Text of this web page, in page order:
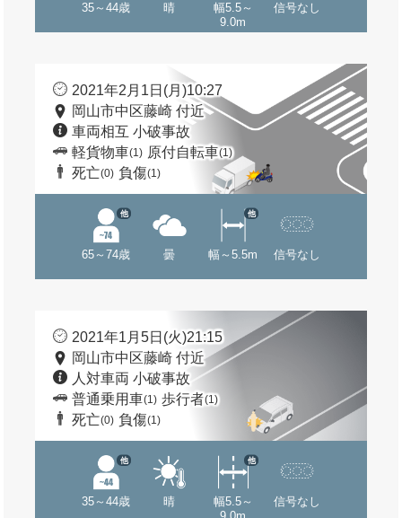
35～44歳 晴
幅5.5～
9.0m
信号なし
2021年2月1日(月)10:27
岡山市中区藤崎 付近
車両相互 小破事故
軽貨物車(1) 原付自転車(1)
死亡(0) 負傷(1)
65～74歳
他
曇 幅～5.5m
他
信号なし
2021年1月5日(火)21:15
岡山市中区藤崎 付近
人対車両 小破事故
普通乗用車(1) 歩行者(1)
死亡(0) 負傷(1)
35～44歳
他
晴
幅5.5～
他
信号なし